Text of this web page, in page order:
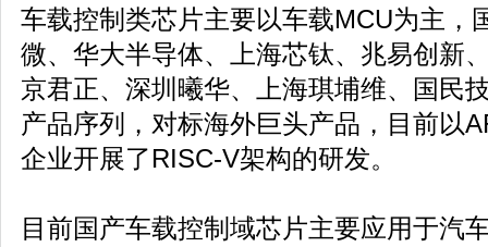
车载控制类芯片主要以车载MCU为主，
微、华大半导体、上海芯钛、兆易创新
京君正、深圳曦华、上海琪埔维、国民
产品序列，对标海外巨头产品，目前以
企业开展了RISC-V架构的研发。
目前国产车载控制域芯片主要应用于汽